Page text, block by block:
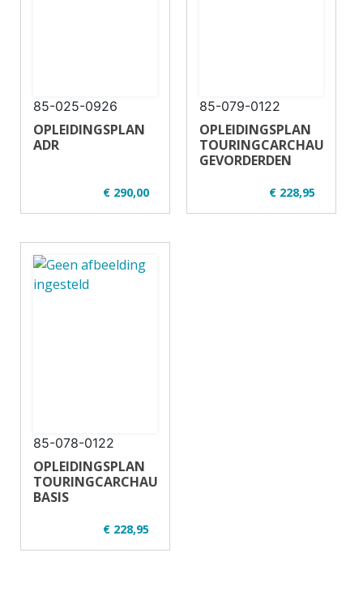
85-025-0926
OPLEIDINGSPLAN
ADR
€ 290,00
✔ U01-2
opgeknipt
✔ 7-14 uur
✔ 20 deelnemers
✔ Vrachtauto
85-079-0122
OPLEIDINGSPLAN
TOURINGCARCHAUFFEUR
GEVORDERDEN
€ 228,95
✔ U33-2
85-078-0122
OPLEIDINGSPLAN
TOURINGCARCHAUFFEUR
BASIS
€ 228,95
✔ U32-2